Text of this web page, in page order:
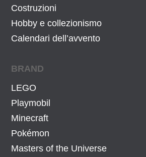
Costruzioni
Hobby e collezionismo
Calendari dell’avvento
BRAND
LEGO
Playmobil
Minecraft
Pokémon
Masters of the Universe